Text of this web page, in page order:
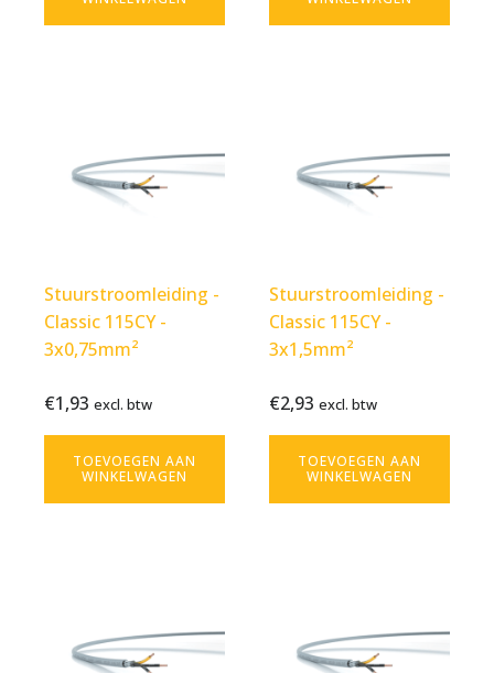
Stuurstroomleiding -
Classic 115CY -
3x0,75mm²
excl.
btw
Bekijk
product
€1,93 excl. btw
TOEVOEGEN AAN
WINKELWAGEN
Stuurstroomleiding -
Classic 115CY -
3x1,5mm²
excl.
btw
Bekijk
product
€2,93 excl. btw
TOEVOEGEN AAN
WINKELWAGEN